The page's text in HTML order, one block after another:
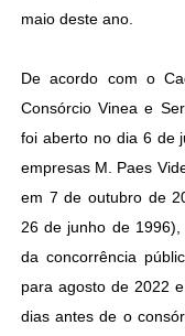
maio deste ano.
De acordo com o
Consórcio Vinea e
foi aberto no dia 6 de
empresas M. Paes
em 7 de outubro de
26 de junho de
da concorrência
para agosto de 2022
dias antes de o